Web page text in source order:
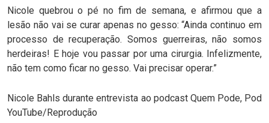
Nicole quebrou o pé no fim de semana, e afirmou que a
lesão não vai se curar apenas no gesso: “Ainda continuo em
processo de recuperação. Somos guerreiras, não somos
herdeiras! E hoje vou passar por uma cirurgia. Infelizmente,
não tem como ficar no gesso. Vai precisar operar.”
Nicole Bahls durante entrevista ao podcast Quem Pode, Pod
YouTube/Reprodução